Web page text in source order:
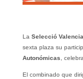
La Selecció
sexta plaza su
Autonómicas,
El combinado que